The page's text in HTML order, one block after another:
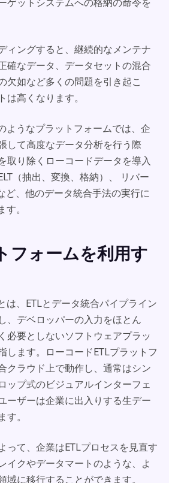
ゲットシステムへの格納の命令を
ィングすると、継続的なメンテナ
確なデータ、データセットの混合
欠如など多くの問題を引き起こ
は高くなります。
ようなプラットフォームでは、企
して高度なデータ分析を行う際
取り除くローコードデータを導入
（抽出、変換、格納）、 リバー
ど、他のデータ統合手法の実行に
す。
フォームを利用す
は、ETLとデータ統合パイプライン
、デベロッパーの入力をほとん
必要としないソフトウェアプラッ
します。ローコードETLプラットフ
クラウド上で動作し、通常はシン
ップ式のビジュアルインターフェ
ーザーは企業に出入りする生デー
す。
って、企業はETLプロセスを見直す
イクやデータマートのような、よ
域に移行することができます。